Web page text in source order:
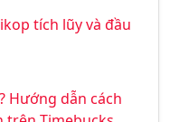
tích lũy và đầu
Hướng dẫn cách